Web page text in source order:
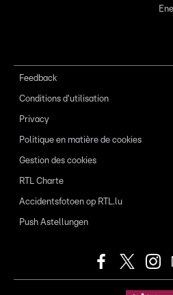
Feedback
Conditions d'utilisation
Privacy
Politique en matière de cookies
Gestion des cookies
RTL Charte
Accidentsfotoen op RTL.lu
Push Astellungen